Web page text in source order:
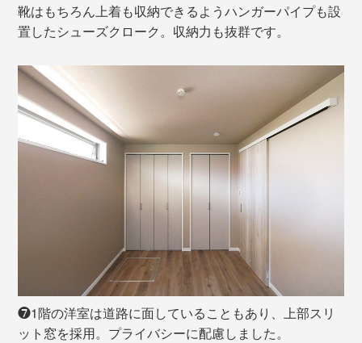
靴はもちろん上着も収納できるようハンガーパイプも設
置したシューズクローク。収納力も抜群です。
❼1階の洋室は道路に面していることもあり、上部スリ
ット窓を採用。プライバシーに配慮しました。